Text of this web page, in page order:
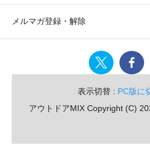
メルマガ登録・解除
表示切替 : PC版に
アウトドアMIX Copyright (C)